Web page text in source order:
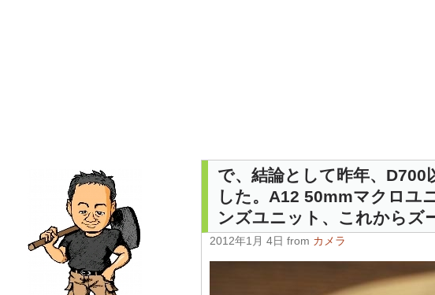
で、結論として昨年、
した。A12 50mmマクロユ
ンズユニット、これからズ
2012年1月 4日 from カメラ